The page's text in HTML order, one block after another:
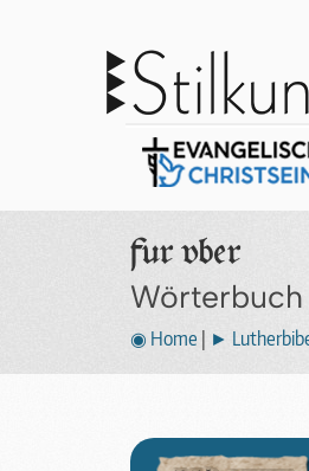
fur vber
◉ Home ►